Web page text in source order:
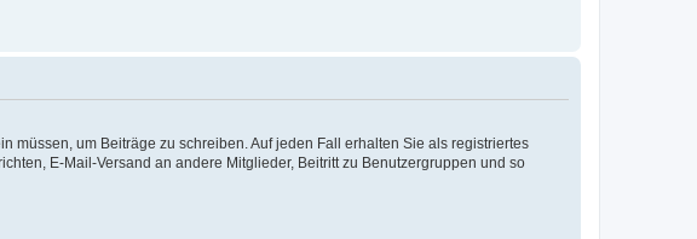
müssen, um Beiträge zu schreiben. Auf jeden Fall erhalten Sie als registriertes
E-Mail-Versand an andere Mitglieder, Beitritt zu Benutzergruppen und so